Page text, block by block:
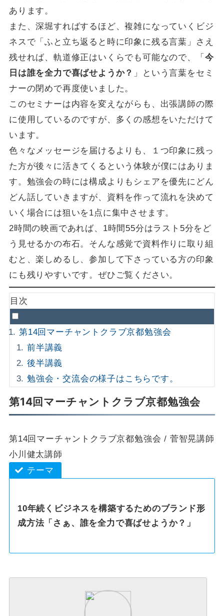
あります。
また、深堀すればするほど、複雑になっていくビジ
ネスで「ふと立ち返ると時に印象に残る言葉」さえ
残せれば、軌道修正はいくらでも可能なので、「 今
日は誰を全力で喜ばせようか？
」という言葉をセミ
ナーの閉めで再度使いました。
このセミナーは内容を変えながらも、出張講師の際
に使用しているのですが、多くの感想をいただけて
います。
色々なメッセージを届けるよりも、１つ印象に残っ
た方が後々に活きてくるという体験が僕にはありま
す。勉強会の時には構成よりもシェアを優先にどん
どん話していきますが、資料を作って流れを決めて
いく場合には狙いを1点に集中させます。
2時間の映画であれば、1時間55分はラスト5分をど
う見せるかの布石。そんな感覚で資料作りに取り組
むと、楽しめるし、参加して下さっている方の印象
にも残りやすいです。ぜひご覧ください。
目次
第14回マーチャントクラブ京都勉強会
前半講義
後半講義
勉強会・交流会の様子はこちらです。
第14回マーチャントクラブ京都勉強会
第14回マーチャントクラブ京都勉強会 / 菅智晃講師
小川健太講師
テーマ
10年続くビジネスを構築するためのブランド形
成方法「さぁ、誰を全力で喜ばせようか？」